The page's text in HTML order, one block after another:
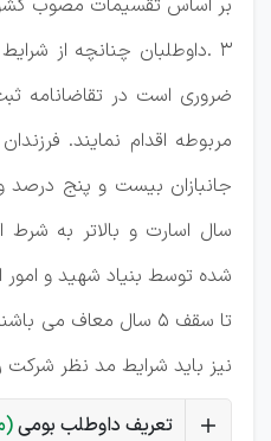
بر اساس تقسیمات مصوب
3 .داوطلبان چنانچه از
ضروری است در تقاضانامه
مربوطه اقدام نمایند.
جانبازان بیست و پنج درصد و
سال اسارت و بالاتر به شرط
شده توسط بنیاد شهید و امور
تا سقف 5 سال معاف می
نیز باید شرایط مد نظر شرکت
تعریف داوطلب بومی